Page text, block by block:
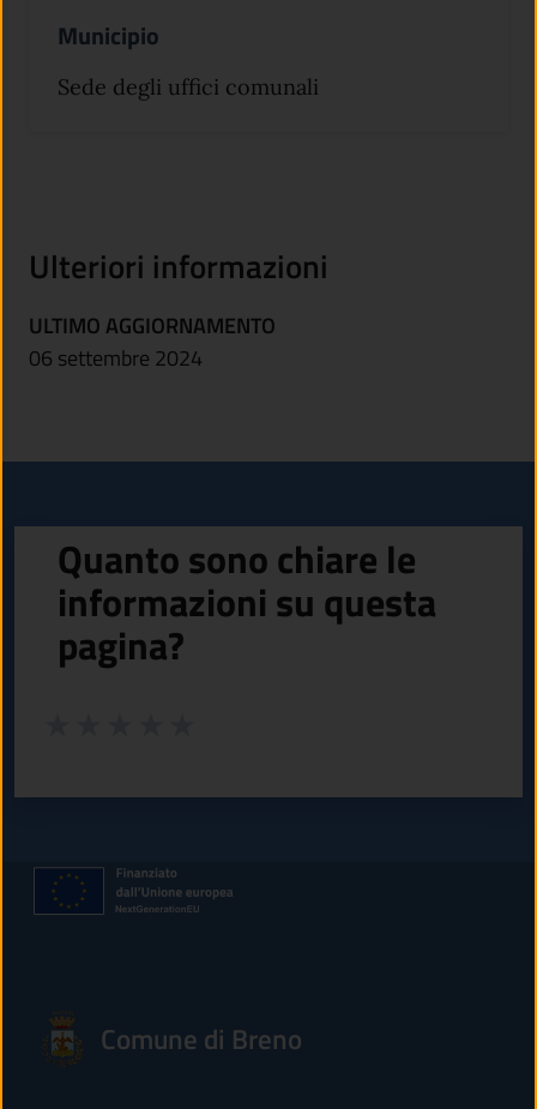
Municipio
Sede degli uffici comunali
Ulteriori informazioni
ULTIMO AGGIORNAMENTO
06 settembre 2024
Quanto sono chiare le
informazioni su questa
pagina?
Comune di Breno